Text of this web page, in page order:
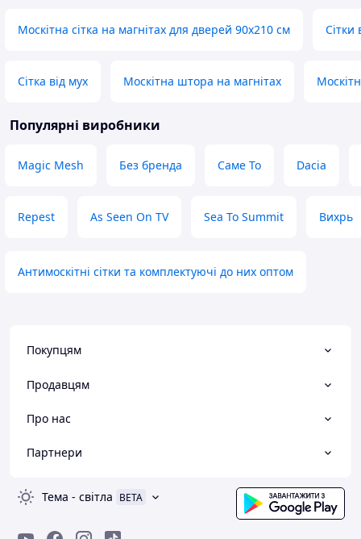
Москітна сітка на магнітах для дверей 90х210 см Сітки
Сітка від мух Москітна штора на магнітах
Популярні виробники
Magic Mesh Без бренда Саме То Dacia
Repest As Seen On TV Sea To Summit Вихрь
Антимоскітні сітки та комплектуючі до них оптом
Покупцям
Продавцям
Про нас
Партнери
Тема - світла BETA